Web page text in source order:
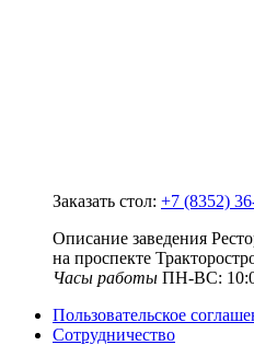
Заказать стол: +7 (8352)
Описание заведения
на проспекте
Часы работы ПН-ВС:
Пользовательское
Сотрудничество